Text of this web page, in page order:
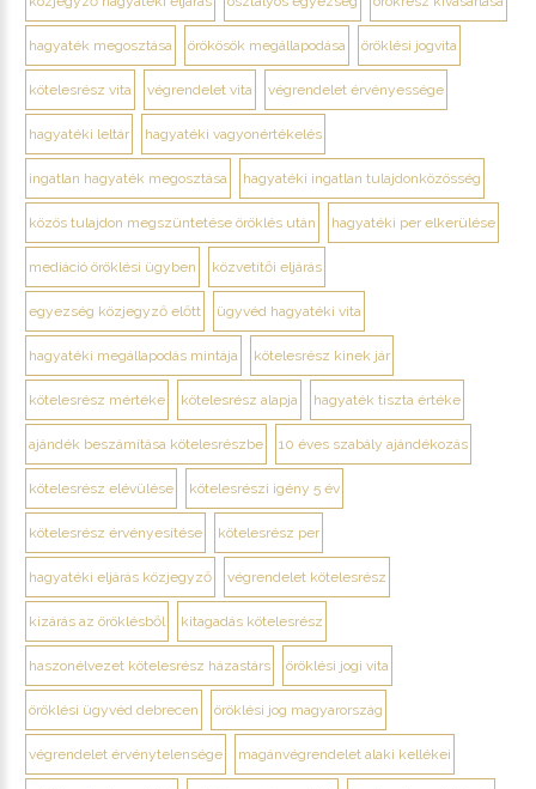
hagyaték megosztása örökösök megállapodása öröklési jogvita
kötelesrész vita végrendelet vita végrendelet érvényessége
hagyatéki leltár hagyatéki vagyonértékelés
ingatlan hagyaték megosztása hagyatéki ingatlan tulajdonközösség
közös tulajdon megszüntetése öröklés után hagyatéki per elkerülése
mediáció öröklési ügyben közvetítői eljárás
egyezség közjegyző előtt ügyvéd hagyatéki vita
hagyatéki megállapodás mintája kötelesrész kinek jár
kötelesrész mértéke kötelesrész alapja hagyaték tiszta értéke
ajándék beszámítása kötelesrészbe 10 éves szabály ajándékozás
kötelesrész elévülése kötelesrészi igény 5 év
kötelesrész érvényesítése kötelesrész per
hagyatéki eljárás közjegyző végrendelet kötelesrész
kizárás az öröklésből kitagadás kötelesrész
haszonélvezet kötelesrész házastárs öröklési jogi vita
öröklési ügyvéd debrecen öröklési jog magyarország
végrendelet érvénytelensége magánvégrendelet alaki kellékei